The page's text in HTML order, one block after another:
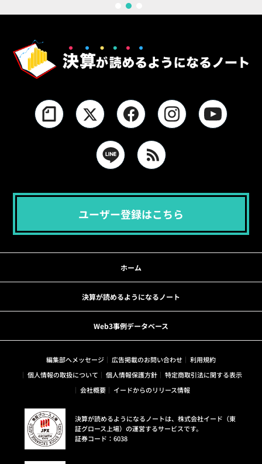
ユーザー登録はこちら
ホーム
決算が読めるようになるノート
Web3事例データベース
編集部へメッセージ 広告掲載のお問い合わせ
利用規約
個人情報の取扱について
個人情報保護方針
特定商取引法に関する表示
会社概要
イードからのリリース情報
決算が読めるようになるノートは、株式会社イード（東
証グロース上場）の運営するサービスです。
証券コード：6038